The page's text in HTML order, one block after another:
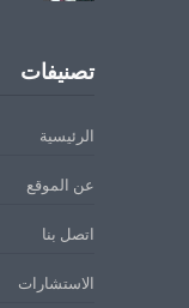
تصنيفات
الرئيسية
عن الموقع
اتصل بنا
الاستشارات